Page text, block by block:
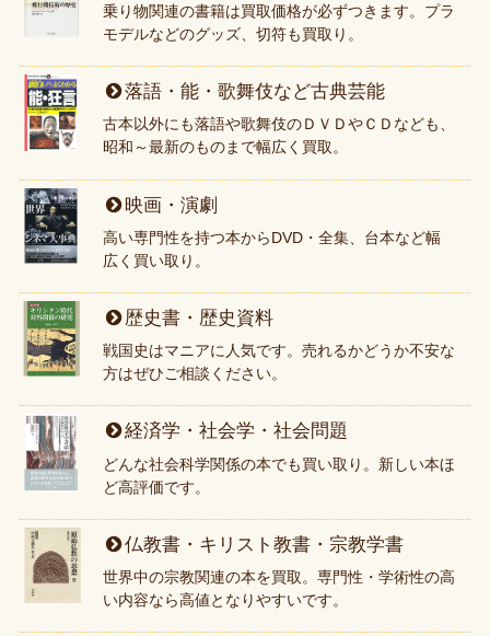
乗り物関連の書籍は買取価格が必ずつきます。プラ
モデルなどのグッズ、切符も買取り。
落語・能・歌舞伎など古典芸能
古本以外にも落語や歌舞伎のＤＶＤやＣＤなども、
昭和～最新のものまで幅広く買取。
映画・演劇
高い専門性を持つ本からDVD・全集、台本など幅
広く買い取り。
歴史書・歴史資料
戦国史はマニアに人気です。売れるかどうか不安な
方はぜひご相談ください。
経済学・社会学・社会問題
どんな社会科学関係の本でも買い取り。新しい本ほ
ど高評価です。
仏教書・キリスト教書・宗教学書
世界中の宗教関連の本を買取。専門性・学術性の高
い内容なら高値となりやすいです。